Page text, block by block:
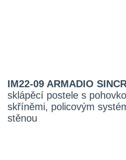
IM22-09 ARMADIO
sklápěcí postele s
skříněmi, policovým
stěnou